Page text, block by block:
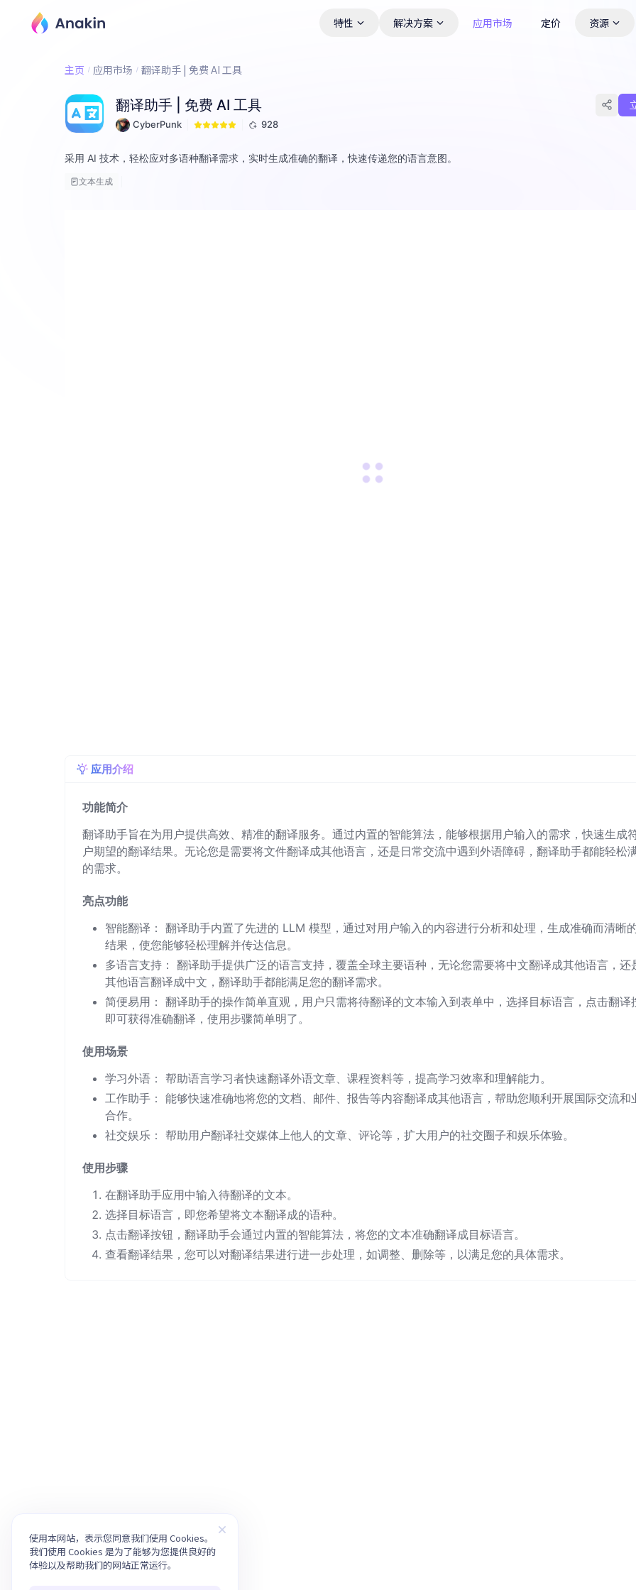
特性 解决方案 应用市场 定价 资源
主页 应用市场 翻译助手 | 免费 AI 工具
翻译助手 | 免费 AI 工具
CyberPunk 928
采用 AI 技术，轻松应对多语种翻译需求，实时生成准确的翻译，快速传递您的语言意图。
文本生成
应用介绍
功能简介
翻译助手旨在为用户提供高效、精准的翻译服务。通过内置的智能算法，能够根据用户输入的需求，快速生成
户期望的翻译结果。无论您是需要将文件翻译成其他语言，还是日常交流中遇到外语障碍，翻译助手都能轻松
的需求。
亮点功能
智能翻译： 翻译助手内置了先进的 LLM 模型，通过对用户输入的内容进行分析和处理，生成准确而清晰
结果，使您能够轻松理解并传达信息。
多语言支持： 翻译助手提供广泛的语言支持，覆盖全球主要语种，无论您需要将中文翻译成其他语言，还
其他语言翻译成中文，翻译助手都能满足您的翻译需求。
简便易用： 翻译助手的操作简单直观，用户只需将待翻译的文本输入到表单中，选择目标语言，点击翻译
即可获得准确翻译，使用步骤简单明了。
使用场景
学习外语： 帮助语言学习者快速翻译外语文章、课程资料等，提高学习效率和理解能力。
工作助手： 能够快速准确地将您的文档、邮件、报告等内容翻译成其他语言，帮助您顺利开展国际交流和
合作。
社交娱乐： 帮助用户翻译社交媒体上他人的文章、评论等，扩大用户的社交圈子和娱乐体验。
使用步骤
在翻译助手应用中输入待翻译的文本。
选择目标语言，即您希望将文本翻译成的语种。
点击翻译按钮，翻译助手会通过内置的智能算法，将您的文本准确翻译成目标语言。
查看翻译结果，您可以对翻译结果进行进一步处理，如调整、删除等，以满足您的具体需求。
使用本网站，表示您同意我们使用 Cookies。
我们使用 Cookies 是为了能够为您提供良好的
体验以及帮助我们的网站正常运行。